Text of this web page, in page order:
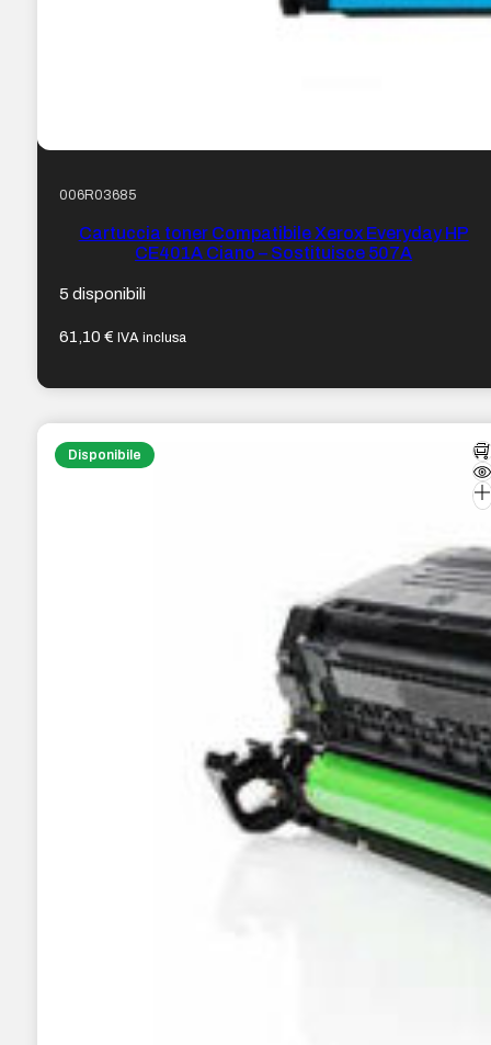
006R03685
Cartuccia toner Compatibile Xerox Everyday HP
CE401A Ciano – Sostituisce 507A
5 disponibili
61,10€ IVA inclusa
Disponibile